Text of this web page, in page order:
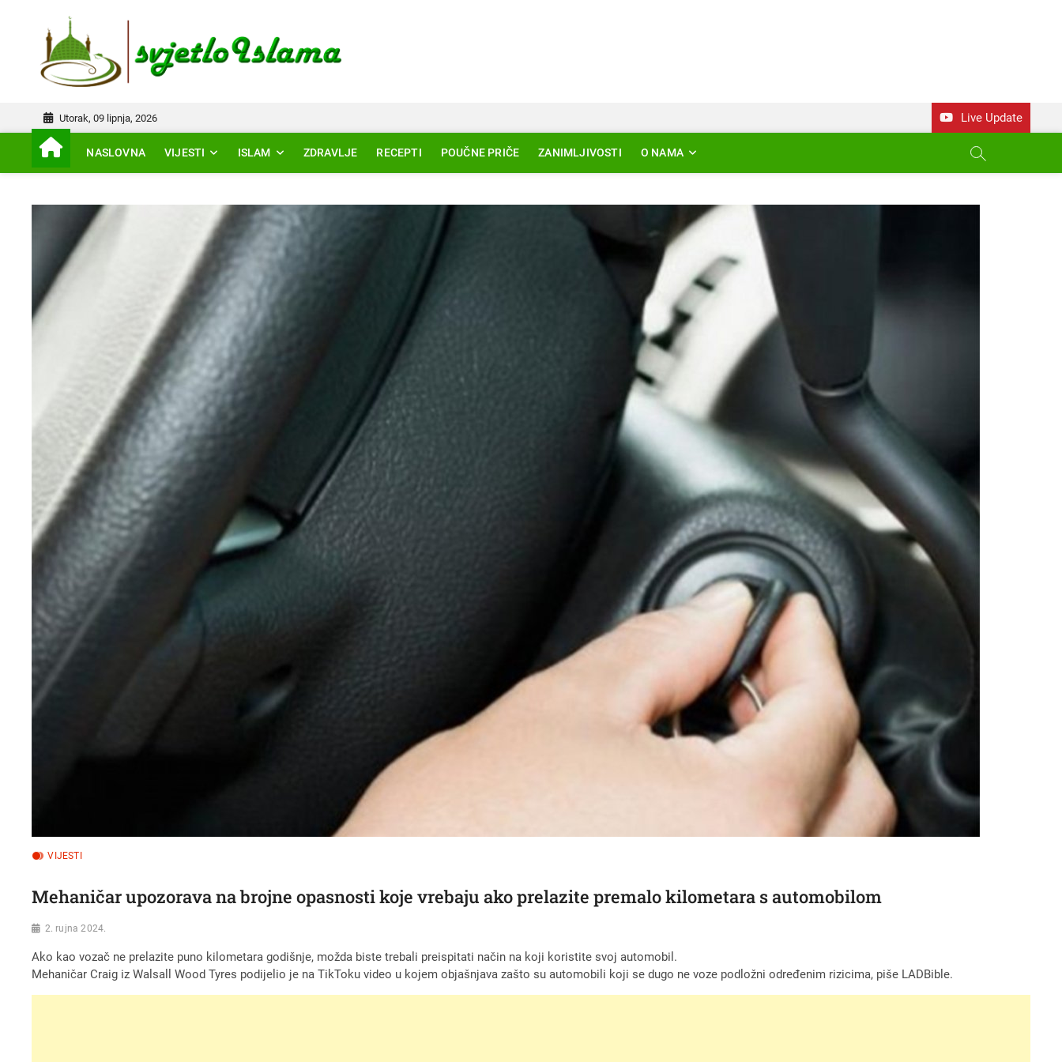
Utorak, 09 lipnja, 2026 Live Update
NASLOVNA VIJESTI ISLAM ZDRAVLJE RECEPTI POUČNE PRIČE ZANIMLJIVOSTI O NAMA
VIJESTI
Mehaničar upozorava na brojne opasnosti koje vrebaju ako prelazite premalo kilometara s automobilom
2. rujna 2024.
Ako kao vozač ne prelazite puno kilometara godišnje, možda biste trebali preispitati način na koji koristite svoj automobil.
Mehaničar Craig iz Walsall Wood Tyres podijelio je na TikToku video u kojem objašnjava zašto su automobili koji se dugo ne voze podložni određenim rizicima, piše LADBible.